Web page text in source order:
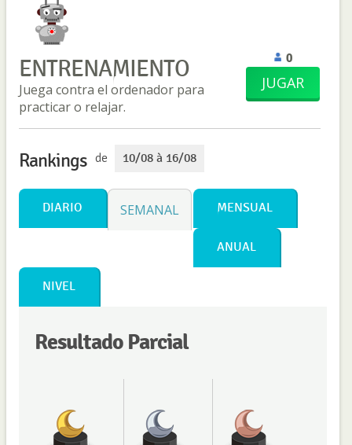
ENTRENAMIENTO
Juega contra el ordenador para
practicar o relajar.
0
JUGAR
Rankings de 10/08 à 16/08
DIARIO SEMANAL MENSUAL
ANUAL
NIVEL
Resultado Parcial